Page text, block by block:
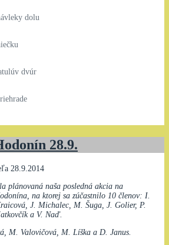
dolu
dvúr
28.9.
28.9.2014
plánovaná naša posledná akcia na
na ktorej sa zúčastnilo 10 členov: I.
J. Michalec, M. Šuga, J. Golier, P.
a V. Naď.
M. Valovičová, M. Líška a D. Janus.